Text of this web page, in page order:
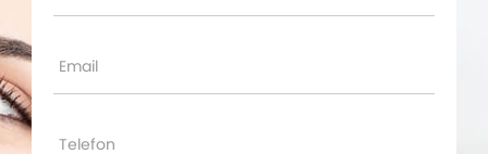
Email
Telefon